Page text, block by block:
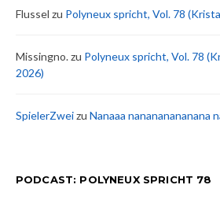
Flussel zu Polyneux spricht, Vol. 78
Missingno.zu Polyneux spricht, Vol. 78
2026)
SpielerZweizu Nanaaa nanananananana
PODCAST: POLYNEUX SPRICHT 78